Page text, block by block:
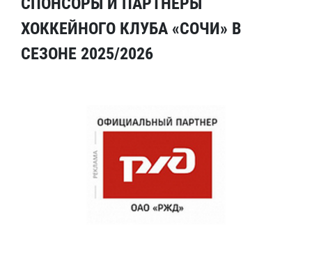
ХОККЕЙНОГО КЛУБА «СОЧИ» В
СЕЗОНЕ 2025/2026